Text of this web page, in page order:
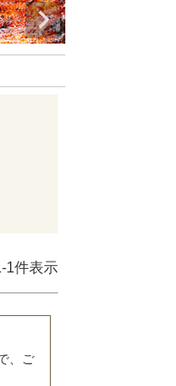
-1件表示
、ご